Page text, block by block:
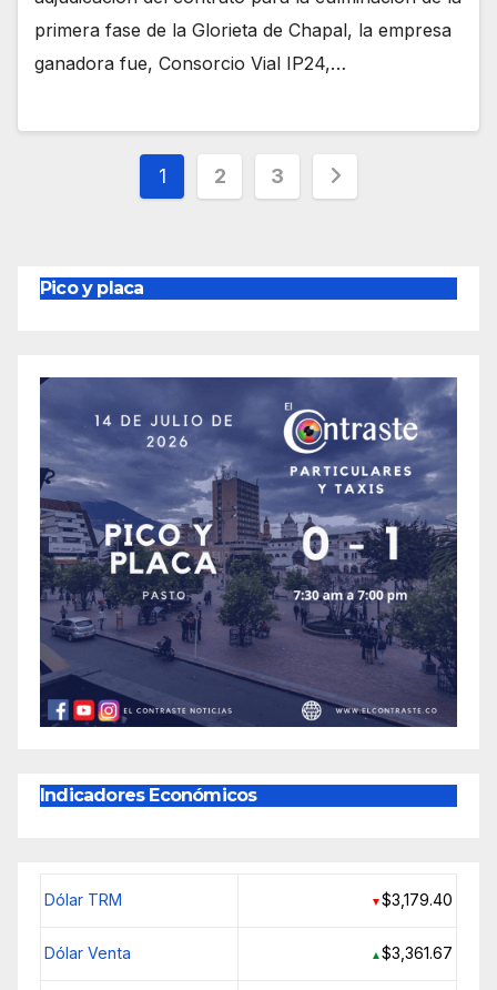
primera fase de la Glorieta de Chapal, la empresa
ganadora fue, Consorcio Vial IP24,…
Paginación
entradas
1 2 3
Pico y placa
Indicadores Económicos
Dólar TRM ▼$3,179.40
Dólar Venta ▲$3,361.67